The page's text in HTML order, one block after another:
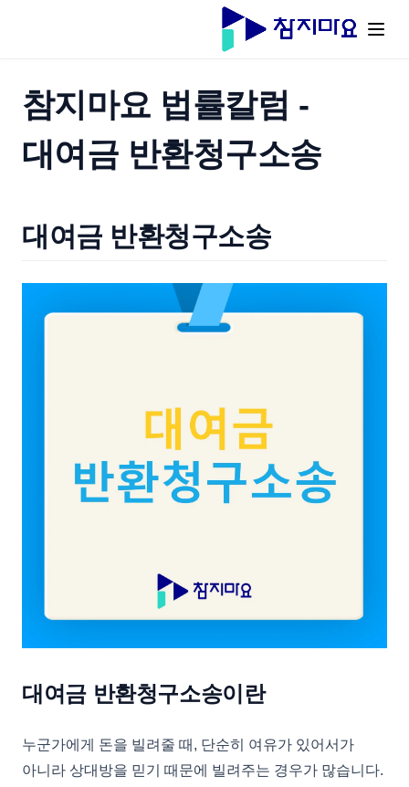
참지마요 법률칼럼 -
대여금 반환청구소송
대여금 반환청구소송
대여금 반환청구소송이란
누군가에게 돈을 빌려줄 때, 단순히 여유가 있어서가
아니라 상대방을 믿기 때문에 빌려주는 경우가 많습니다.